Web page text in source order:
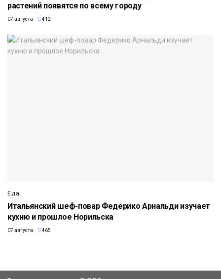
растений появятся по всему городу
07 августа 412
Еда
Итальянский шеф-повар Федерико Арнальди изучает
кухню и прошлое Норильска
07 августа 465